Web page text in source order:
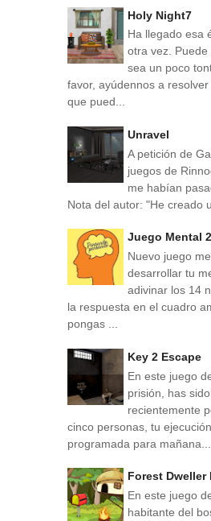
Holy Night7
Ha llegado esa
otra vez.
sea un poco
favor, ayúdennos a
que pued...
Unravel
A petición de
juegos de
me habían
Nota del autor: "He creado
Juego Mental
Nuevo juego
desarrollar tu
adivinar los 14
la respuesta en el cuadro
pongas ...
Key 2 Escape
En este juego
prisión, has
recientemente
cinco personas, tu
programada para mañana...
Forest Dweller
En este juego
habitante del